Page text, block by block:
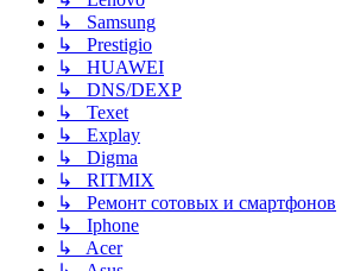
↳ Samsung
↳ Prestigio
↳ HUAWEI
↳ DNS/DEXP
↳ Texet
↳ Explay
↳ Digma
↳ RITMIX
↳ Ремонт сотовых и смартфонов
↳ Iphone
↳ Acer